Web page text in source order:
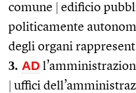
comune
edificio
politicamente
degli organi
3. AD
uffici